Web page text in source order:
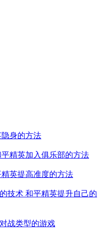
身的方法
精英加入俱乐部的方法
英提高准度的方法
技术 和平精英提升自己的
战类型的游戏